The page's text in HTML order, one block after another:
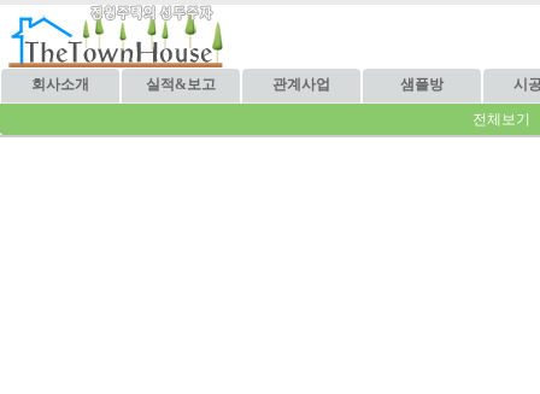
회사소개 실적&보고 관계사업 샘플방 시
전체보기